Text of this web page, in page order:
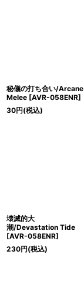
秘儀の打ち合い/Arcane
Melee [AVR-058ENR]
30円(税込)
壊滅的大
潮/Devastation Tide
[AVR-058ENR]
230円(税込)